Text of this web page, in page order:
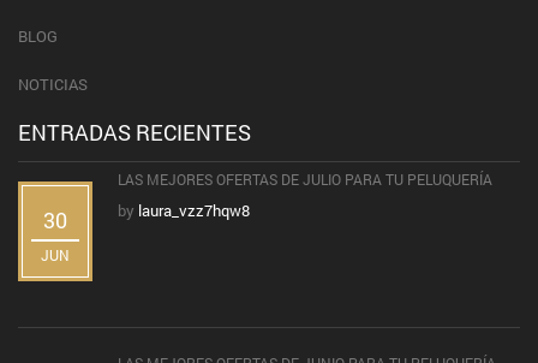
BLOG
NOTICIAS
ENTRADAS RECIENTES
30
JUN
LAS MEJORES OFERTAS DE JULIO PARA TU PELUQUERÍA
by laura_vzz7hqw8